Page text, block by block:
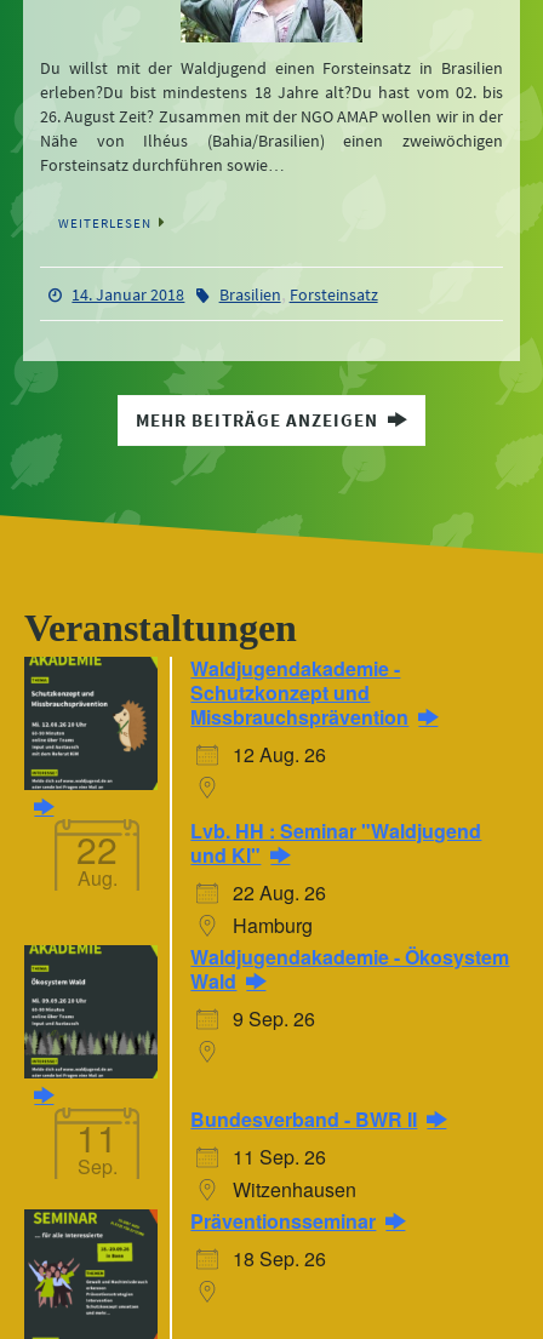
Du willst mit der Waldjugend einen Forsteinsatz in Brasilien
erleben?Du bist mindestens 18 Jahre alt?Du hast vom 02. bis
26. August Zeit? Zusammen mit der NGO AMAP wollen wir in der
Nähe von Ilhéus (Bahia/Brasilien) einen zweiwöchigen
Forsteinsatz durchführen sowie…
WEITERLESEN
14. Januar 2018 Brasilien, Forsteinsatz
MEHR BEITRÄGE ANZEIGEN
Veranstaltungen
Waldjugendakademie -
Schutzkonzept und
Missbrauchsprävention
12 Aug. 26
22
Aug.
Lvb. HH : Seminar "Waldjugend
und KI"
22 Aug. 26
Hamburg
Waldjugendakademie - Ökosystem
Wald
9 Sep. 26
11
Sep.
Bundesverband - BWR II
11 Sep. 26
Witzenhausen
Präventionsseminar
18 Sep. 26